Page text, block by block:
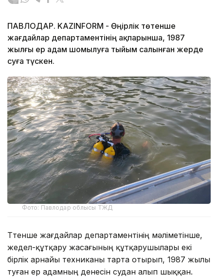
ПАВЛОДАР. KAZINFORM - Өңірлік төтенше
жағдайлар департаментінің ақпарынша, 1987
жылғы ер адам шомылуға тыйым салынған жерде
суға түскен.
Фото: Павлодар облысы ТЖД
Төтенше жағдайлар департаментінің мәліметінше,
жедел-құтқару жасағының құтқарушылары екі
бірлік арнайы техниканы тарта отырып, 1987 жылы
туған ер адамның денесін судан алып шыққан.